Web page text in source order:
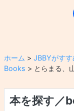
ホーム > JBBYがす
Books > とらまる、
本を探す／